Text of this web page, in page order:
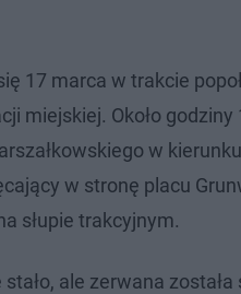
17 marca w trakcie
miejskiej. Około
w
w stronę placu
słupie trakcyjnym.
ale zerwana została